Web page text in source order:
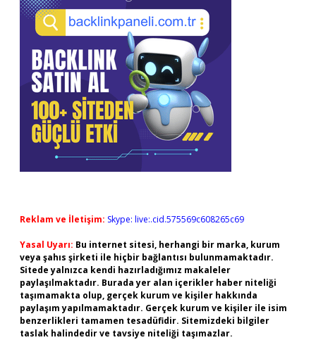
Reklam ve İletişim: Skype: live:.cid.575569c608265c69
Yasal Uyarı: Bu internet sitesi, herhangi bir marka, kurum
veya şahıs şirketi ile hiçbir bağlantısı bulunmamaktadır.
Sitede yalnızca kendi hazırladığımız makaleler
paylaşılmaktadır. Burada yer alan içerikler haber niteliği
taşımamakta olup, gerçek kurum ve kişiler hakkında
paylaşım yapılmamaktadır. Gerçek kurum ve kişiler ile isim
benzerlikleri tamamen tesadüfidir. Sitemizdeki bilgiler
taslak halindedir ve tavsiye niteliği taşımazlar.